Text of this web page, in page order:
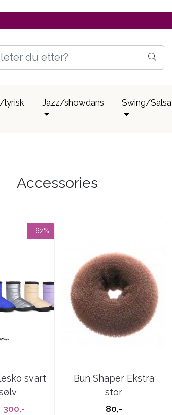
lyrisk Jazz/showdans Swing/Salsa
Accessories
-62%
svart
300,-
Bun Shaper Ekstra
stor
80,-